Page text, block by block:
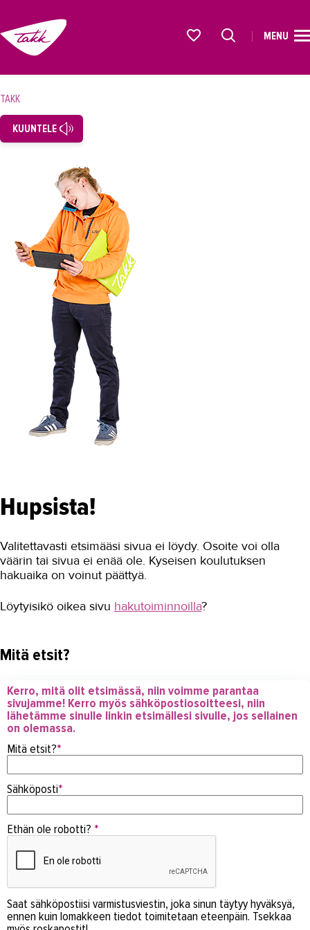
OPISKELIJAKSI
YRITYKSILLE
TAKK
AJANKOHTAISTA
OMA TAKK
YHTEYSTIEDOT
IN ENGLISH
MENU
TAKK
KUUNTELE
Hupsista!
Valitettavasti etsimääsi sivua ei löydy. Osoite voi olla
väärin tai sivua ei enää ole. Kyseisen koulutuksen
hakuaika on voinut päättyä.
Löytyisikö oikea sivu hakutoiminnoilla?
Mitä etsit?
Kerro, mitä olit etsimässä, niin voimme parantaa
sivujamme! Kerro myös sähköpostiosoitteesi, niin
lähetämme sinulle linkin etsimällesi sivulle, jos sellainen
on olemassa.
Mitä etsit?*
Sähköposti*
Ethän ole robotti? *
Saat sähköpostiisi varmistusviestin, joka sinun täytyy hyväksyä,
ennen kuin lomakkeen tiedot toimitetaan eteenpäin. Tsekkaa